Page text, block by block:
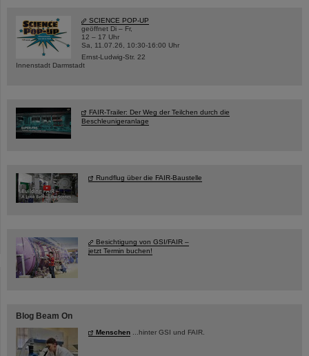
SCIENCE POP-UP
geöffnet Di – Fr,
12 – 17 Uhr
Sa, 11.07.26, 10:30-16:00 Uhr
Ernst-Ludwig-Str. 22
Innenstadt Darmstadt
FAIR-Trailer: Der Weg der Teilchen durch die
Beschleunigeranlage
Rundflug über die FAIR-Baustelle
Besichtigung von GSI/FAIR –
jetzt Termin buchen!
Blog Beam On
Menschen ...hinter GSI und FAIR.